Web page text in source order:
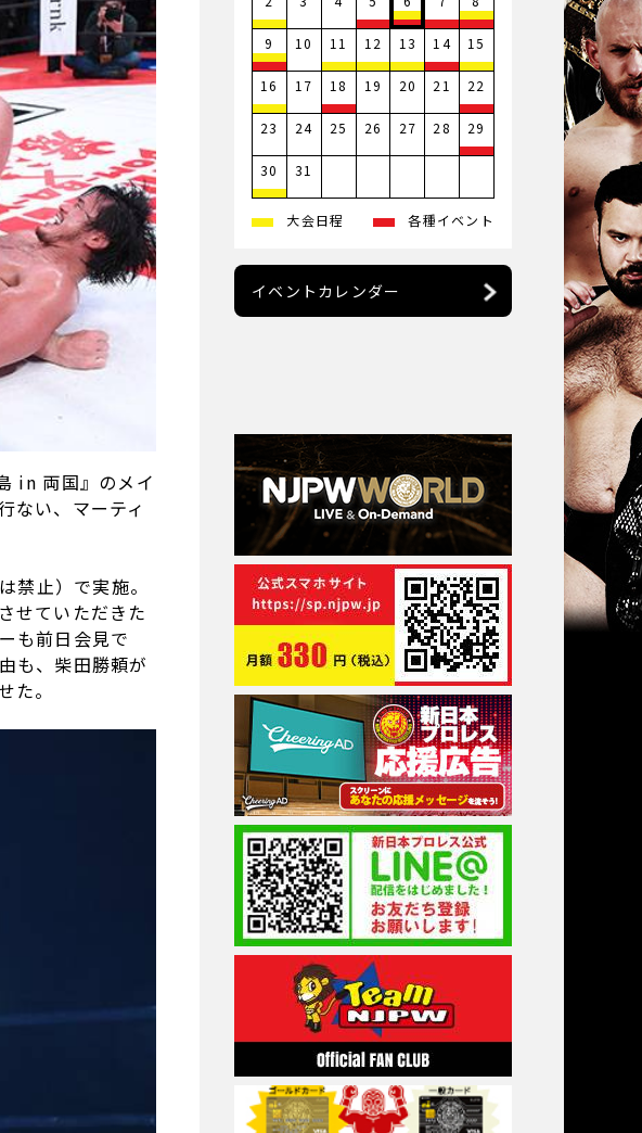
in 両国』のメイ
ない、マーティ
禁止）で実施。
せていただきた
も前日会見で
も、柴田勝頼が
。
9 10 11 12 13 14 15
16 17 18 19 20 21 22
23 24 25 26 27 28 29
30 31
大会日程 各種イベント
イベントカレンダー